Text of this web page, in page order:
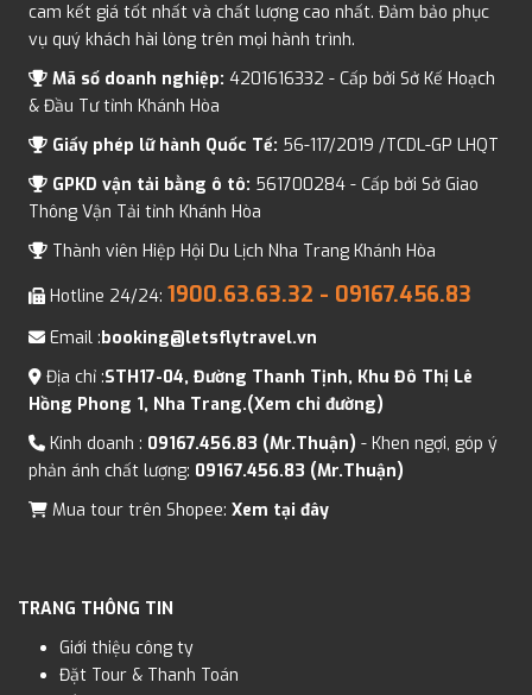
cam kết giá tốt nhất và chất lượng cao nhất. Đảm bảo phục
vụ quý khách hài lòng trên mọi hành trình.
Mã số doanh nghiệp: 4201616332 - Cấp bởi Sở Kế Hoạch
& Đầu Tư tỉnh Khánh Hòa
Giấy phép lữ hành Quốc Tế: 56-117/2019 /TCDL-GP LHQT
GPKD vận tải bằng ô tô: 561700284 - Cấp bởi Sở Giao
Thông Vận Tải tỉnh Khánh Hòa
Thành viên Hiệp Hội Du Lịch Nha Trang Khánh Hòa
Hotline 24/24: 1900.63.63.32 - 09167.456.83
Email :booking@letsflytravel.vn
Địa chỉ :STH17-04, Đường Thanh Tịnh, Khu Đô Thị Lê
Hồng Phong 1, Nha Trang.(Xem chỉ đường)
Kinh doanh : 09167.456.83 (Mr.Thuận) - Khen ngợi, góp ý
phản ánh chất lượng: 09167.456.83 (Mr.Thuận)
Mua tour trên Shopee: Xem tại đây
TRANG THÔNG TIN
Giới thiệu công ty
Đặt Tour & Thanh Toán